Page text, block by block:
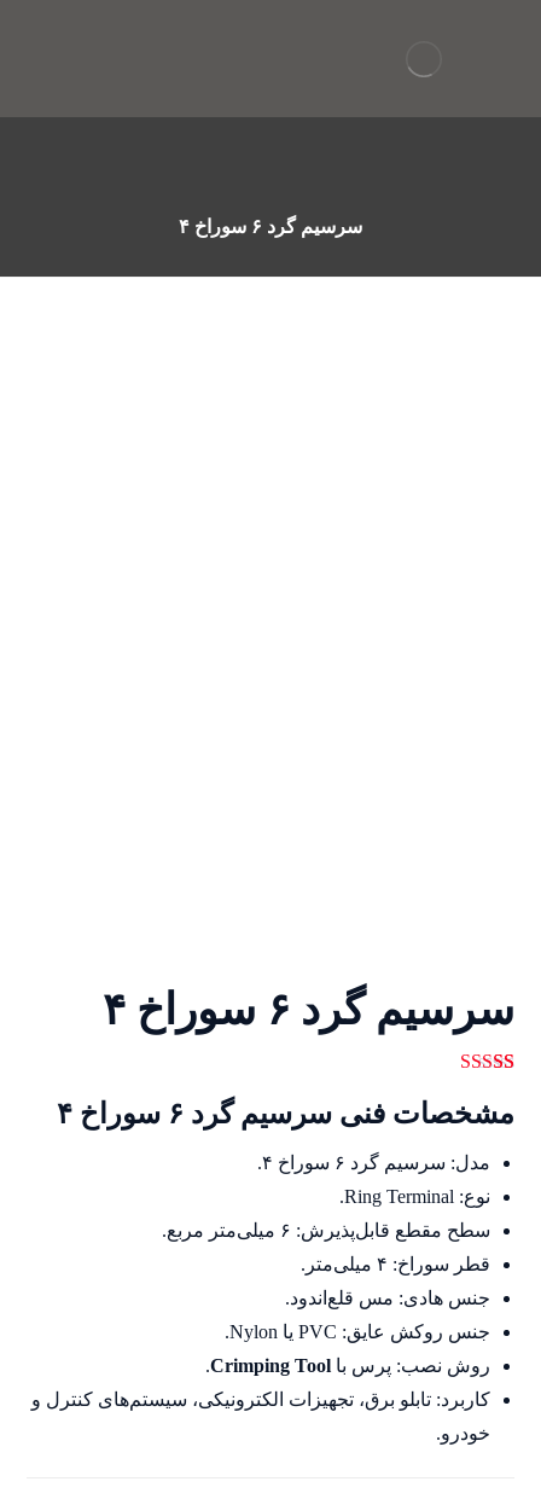
سرسیم گرد ۶ سوراخ ۴
سرسیم گرد ۶ سوراخ ۴
5.00از 5 در
امتیازدهی
مشخصات فنی سرسیم گرد ۶ سوراخ ۴
مدل: سرسیم گرد ۶ سوراخ ۴.
نوع: Ring Terminal.
سطح مقطع قابل‌پذیرش: ۶ میلی‌متر مربع.
قطر سوراخ: ۴ میلی‌متر.
جنس هادی: مس قلع‌اندود.
جنس روکش عایق: PVC یا Nylon.
روش نصب: پرس باCrimping Tool
.
کاربرد: تابلو برق، تجهیزات الکترونیکی، سیستم‌های کنترل و
خودرو.